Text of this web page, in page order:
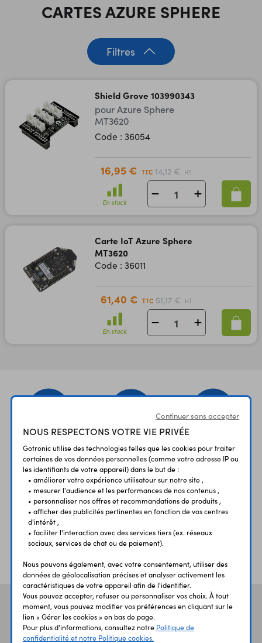
CARTES AZURE SPHERE
Filtres
Shield Grove 103990343
pour Azure Sphere
MT3620
Code : 36054
16,95 € TTC 14,12 € HT
En stock
Carte IoT Azure Sphere
MT3620
Code : 36011
61,40 € TTC 51,17 € HT
En stock
UNE QUESTION?
UN CONSEIL?
PAIEMENT
SÉCURISÉ
LIVRAISON
RAPIDE
ÉTABLISSEMENTS
SCOLAIRES
D’EXPERIENCE
Vos aviset témoignages
Continuer sans accepter
NOUS RESPECTONS VOTRE VIE PRIVÉE
Gotronic utilise des technologies telles que les cookies pour traiter
certaines de vos données personnelles (comme votre adresse IP ou
les identifiants de votre appareil) dans le but de :
• améliorer votre expérience utilisateur sur notre site ,
• mesurer l'audience et les performances de nos contenus ,
• personnaliser nos offres et recommandations de produits ,
• afficher des publicités pertinentes en fonction de vos centres
d'intérêt ,
• faciliter l'interaction avec des services tiers (ex. réseaux
sociaux, services de chat ou de paiement).
Nous pouvons également, avec votre consentement, utiliser des
données de géolocalisation précises et analyser activement les
caractéristiques de votre appareil afin de l'identifier.
Vous pouvez accepter, refuser ou personnaliser vos choix. À tout
moment, vous pouvez modifier vos préférences en cliquant sur le
lien « Gérer les cookies » en bas de page.
Pour plus d'informations, consultez notre Politique de
confidentialité et notre Politique cookies.